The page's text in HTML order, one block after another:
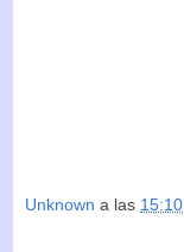
Unknown a las 15:10